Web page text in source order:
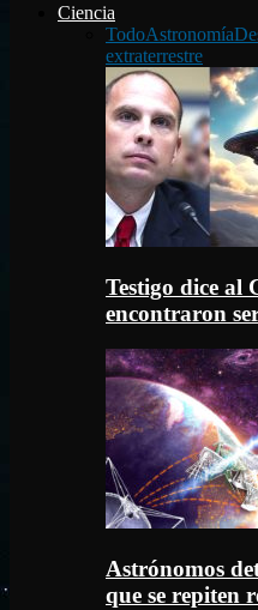
Ciencia
TodoAstronomía
extraterrestre
Testigo dice al
encontraron
Astrónomos
que se repiten